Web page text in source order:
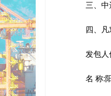
三、中
四、凡对
发包人
名 称:阳